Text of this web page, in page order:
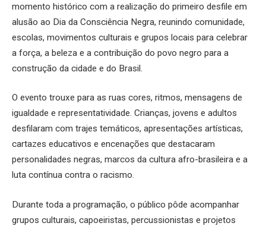
momento histórico com a realização do primeiro desfile em
alusão ao Dia da Consciência Negra, reunindo comunidade,
escolas, movimentos culturais e grupos locais para celebrar
a força, a beleza e a contribuição do povo negro para a
construção da cidade e do Brasil.
O evento trouxe para as ruas cores, ritmos, mensagens de
igualdade e representatividade. Crianças, jovens e adultos
desfilaram com trajes temáticos, apresentações artísticas,
cartazes educativos e encenações que destacaram
personalidades negras, marcos da cultura afro-brasileira e a
luta contínua contra o racismo.
Durante toda a programação, o público pôde acompanhar
grupos culturais, capoeiristas, percussionistas e projetos